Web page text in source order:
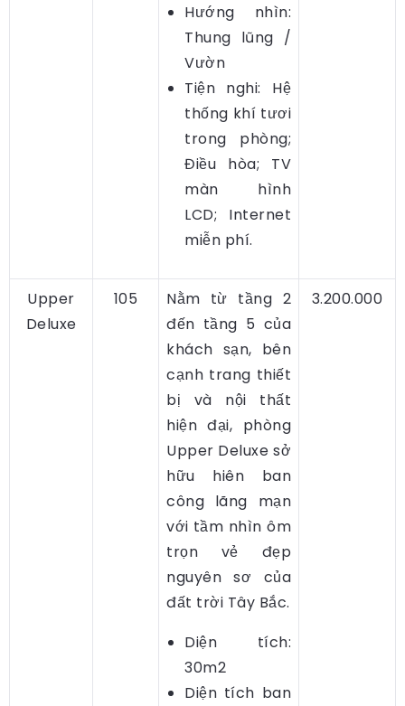
Hướng nhìn:
Thung lũng /
Vườn
Tiện nghi: Hệ
thống khí tươi
trong phòng;
Điều hòa; TV
màn hình
LCD; Internet
miễn phí.
Upper
Deluxe
105
Nằm từ tầng 2
đến tầng 5 của
khách sạn, bên
cạnh trang thiết
bị và nội thất
hiện đại, phòng
Upper Deluxe sở
hữu hiên ban
công lãng mạn
với tầm nhìn ôm
trọn vẻ đẹp
nguyên sơ của
đất trời Tây Bắc.
Diện tích:
30m2
Diện tích ban
3.200.000